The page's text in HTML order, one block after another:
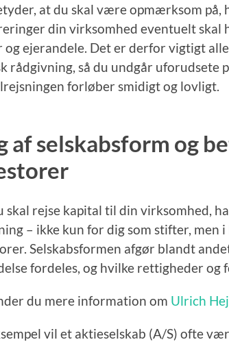
at du skal være opmærksom på,
din virksomhed eventuelt skal
og ejerandele. Det er derfor vigtigt
rådgivning, så du undgår uforudsete
forløber smidigt og lovligt.
af selskabsform og
skal rejse kapital til din virksomhed,
– ikke kun for dig som stifter, men
Selskabsformen afgør blandt
fordeles, og hvilke rettigheder og
du mere information om Ulrich
vil et aktieselskab (A/S) ofte